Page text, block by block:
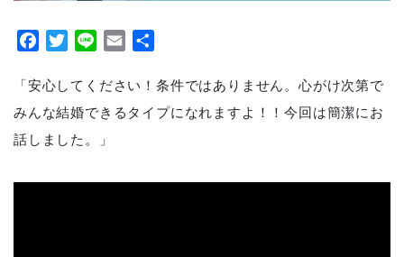
Facebook
TwitterLine Email
「安心してください！条件ではありません。心がけ次第で
みんな結婚できるタイプになれますよ！！今回は簡潔にお
話しました。」